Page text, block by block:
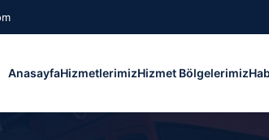
AnasayfaHizmetlerimizHizmet Bölgelerimiz